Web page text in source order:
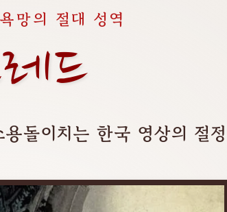
망의 절대 성역
드
돌이치는 한국 영상의 절정